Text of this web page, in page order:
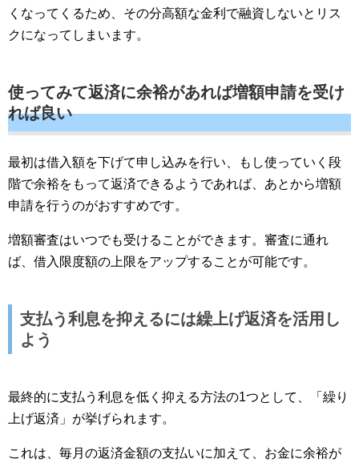
くなってくるため、その分高額な金利で融資しないとリス
クになってしまいます。
使ってみて返済に余裕があれば増額申請を受け
れば良い
最初は借入額を下げて申し込みを行い、もし使っていく段
階で余裕をもって返済できるようであれば、あとから増額
申請を行うのがおすすめです。
増額審査はいつでも受けることができます。審査に通れ
ば、借入限度額の上限をアップすることが可能です。
支払う利息を抑えるには繰上げ返済を活用し
よう
最終的に支払う利息を低く抑える方法の1つとして、「繰り
上げ返済」が挙げられます。
これは、毎月の返済金額の支払いに加えて、お金に余裕が